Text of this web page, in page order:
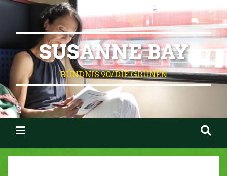
SUSANNE BAY
BÜNDNIS 90/DIE GRÜNEN